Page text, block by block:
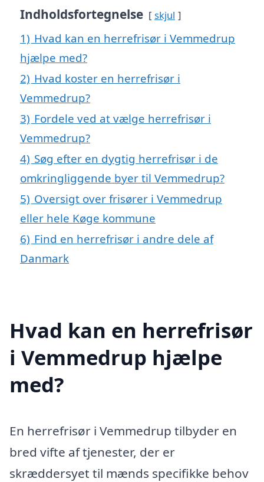
Indholdsfortegnelse skjul
1) Hvad kan en herrefrisør i Vemmedrup
hjælpe med?
2) Hvad koster en herrefrisør i
Vemmedrup?
3) Fordele ved at vælge herrefrisør i
Vemmedrup?
4) Søg efter en dygtig herrefrisør i de
omkringliggende byer til Vemmedrup?
5) Oversigt over frisører i Vemmedrup
eller hele Køge kommune
6) Find en herrefrisør i andre dele af
Danmark
Hvad kan en herrefrisør
i Vemmedrup hjælpe
med?
En herrefrisør i Vemmedrup tilbyder en
bred vifte af tjenester, der er
skræddersyet til mænds specifikke behov